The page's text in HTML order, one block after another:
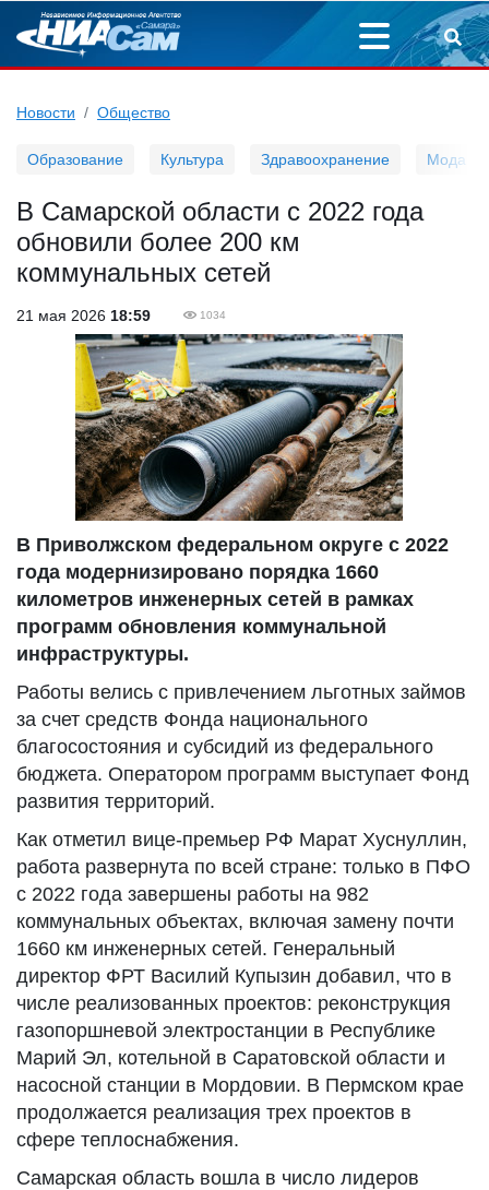
Новости Общество
Образование Культура Здравоохранение Мода
В Самарской области с 2022 года
обновили более 200 км
коммунальных сетей
21 мая 2026 18:59 1034
В Приволжском федеральном округе с 2022
года модернизировано порядка 1660
километров инженерных сетей в рамках
программ обновления коммунальной
инфраструктуры.
Работы велись с привлечением льготных займов
за счет средств Фонда национального
благосостояния и субсидий из федерального
бюджета. Оператором программ выступает Фонд
развития территорий.
Как отметил вице-премьер РФ Марат Хуснуллин,
работа развернута по всей стране: только в ПФО
с 2022 года завершены работы на 982
коммунальных объектах, включая замену почти
1660 км инженерных сетей. Генеральный
директор ФРТ Василий Купызин добавил, что в
числе реализованных проектов: реконструкция
газопоршневой электростанции в Республике
Марий Эл, котельной в Саратовской области и
насосной станции в Мордовии. В Пермском крае
продолжается реализация трех проектов в
сфере теплоснабжения.
Самарская область вошла в число лидеров